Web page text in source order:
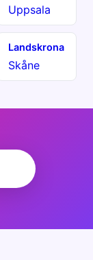
Uppsala
Landskrona
Skåne